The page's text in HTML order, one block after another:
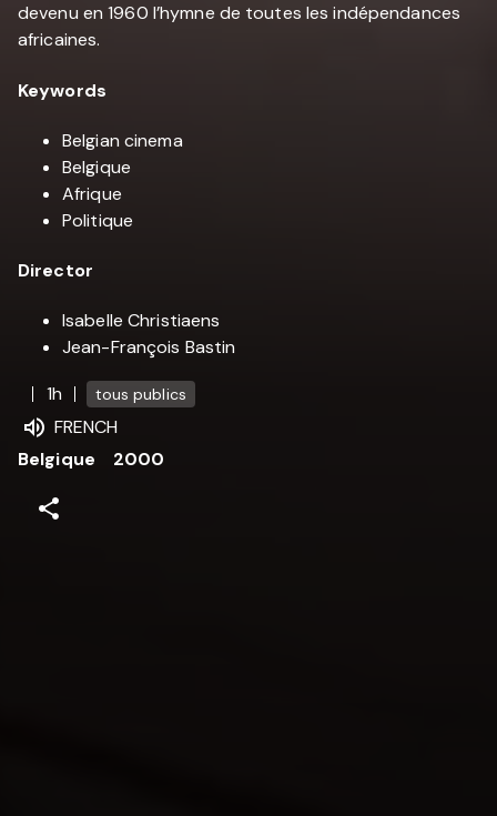
devenu en 1960 l’hymne de toutes les indépendances
africaines.
Keywords
Belgian cinema
Belgique
Afrique
Politique
Director
Isabelle Christiaens
Jean-François Bastin
1h
tous publics
FRENCH
Belgique
2000